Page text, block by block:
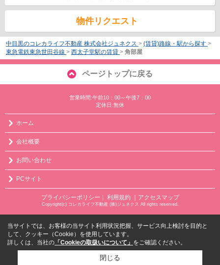
物件リクエスト
中目黒のコレカライフ不動産 株式会社ジュネクス > (賃貸)路線・駅から探す >
東急電鉄東急世田谷線 > 西太子堂駅の賃貸 > 角部屋
ページトップに戻る
営業時間:午前10：00～午後7：00
定休日:無休
ホーム
会社概要
お問い合わせ
PCサイト
プライバシーポリシー ｜ 利用規約 ｜アクセスマップ
Copyright(c) コレカライフ不動産 (株)ジュネクス All rights reserved.
当サイトでは、お客様の当サイト利用状況把握、サービス向上検討を目的と
して、クッキー（Cookie）を使用しています。
詳しくは、当社の 「Cookieの取扱いについて」 をご確認ください。
閉じる